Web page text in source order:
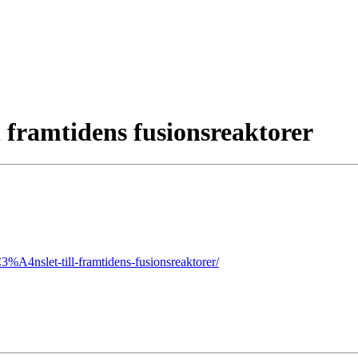
fusionsreaktorer
till-framtidens-fusionsreaktorer/